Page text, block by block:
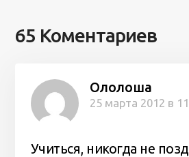
65 Коментариев
Ололоша
25 марта 2012 в
Учиться, никогда не